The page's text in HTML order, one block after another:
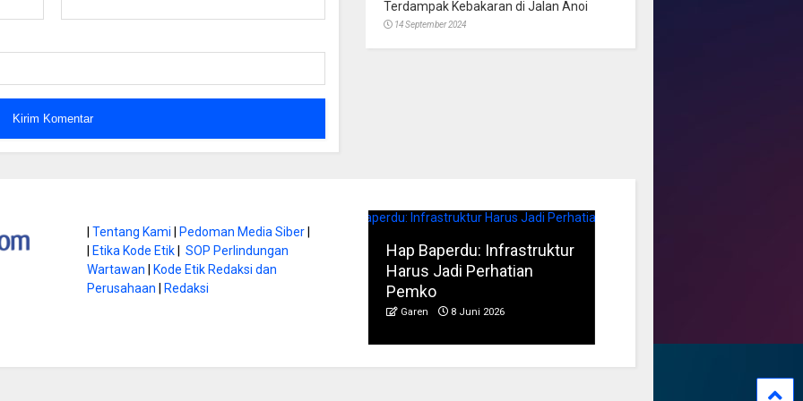
Terdampak Kebakaran di Jalan Anoi
14 September 2024
|Tentang Kami Pedoman Media Siber
Etika Kode Etik |SOP Perlindungan
Wartawan
Kode Etik Redaksi dan
Perusahaan
Redaksi
di Gunung
Ini
Literasi Jadi Bekal Utama
Siswa di Era Digital
Hap Baperdu: Infrastruktur
Harus Jadi Perhatian
Pemko
Garen 8 Juni 2026